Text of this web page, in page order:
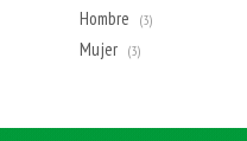
Hombre (3)
Mujer (3)